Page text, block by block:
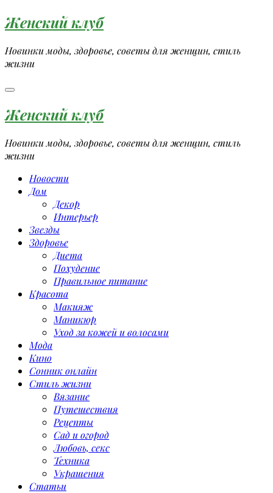
Перейти
к
содержимому
Женский клуб
Новинки моды, здоровье, советы для женщин, стиль
жизни
Женский клуб
Новинки моды, здоровье, советы для женщин, стиль
жизни
Новости
Дом
Декор
Интерьер
Звезды
Здоровье
Диета
Похудение
Правильное питание
Красота
Макияж
Маникюр
Уход за кожей и волосами
Мода
Кино
Сонник онлайн
Стиль жизни
Вязание
Путешествия
Рецепты
Сад и огород
Любовь, секс
Техника
Украшения
Статьи